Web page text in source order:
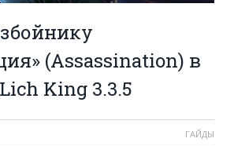
(Assassination) в
King 3.3.5
ГАЙДЫ